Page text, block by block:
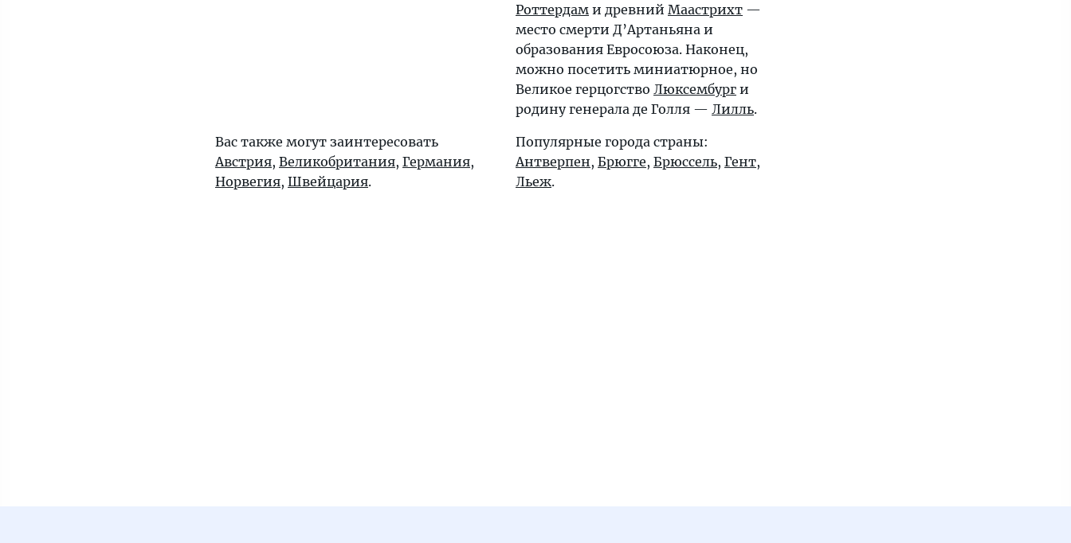
Роттердам и древний Маастрихт —
место смерти Д’Артаньяна и
образования Евросоюза. Наконец,
можно посетить миниатюрное, но
Великое герцогство Люксембург и
родину генерала де Голля — Лилль.
Вас также могут заинтересовать
Австрия, Великобритания, Германия,
Норвегия, Швейцария.
Популярные города страны:
Антверпен, Брюгге, Брюссель, Гент,
Льеж.